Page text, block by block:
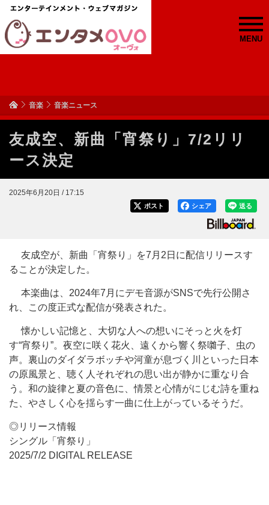
MENU
音楽 音楽ニュース
友成空、新曲「宵祭り」7/2リリ
ース決定
2025年6月20日 / 17:15
送る
シェア
ポスト
友成空が、新曲「宵祭り」を7月2日に配信リリースす
ることが決定した。
本楽曲は、2024年7月にデモ音源がSNSで先行公開さ
れ、この度正式な配信が発表された。
懐かしい記憶と、大切な人への想いにそっと火を灯
す“宵祭り”。夜空に咲く花火、遠くから響く祭囃子、虫の
声。裏山のダイダラボッチや河童が息づく川といった日本
の原風景と、聴く人それぞれの思い出が静かに重なり合
う。和の旋律と夏の音色に、情景と心情がにじむ詩を重ね
た、やさしく心を揺らす一曲に仕上がっているそうだ。
◎リリース情報
シングル「宵祭り」
2025/7/2 DIGITAL RELEASE